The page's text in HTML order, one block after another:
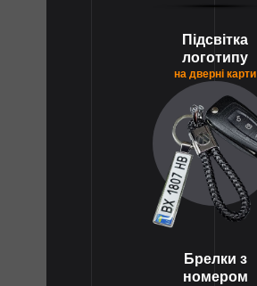
Підсвітка
логотипу
на дверні карти
Брелки з
номером